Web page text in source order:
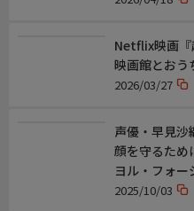
Netflix映画『
映画館とおう
2026/03/27
声優・早見沙
顔を守るため
ヨル・フォー
2025/10/03